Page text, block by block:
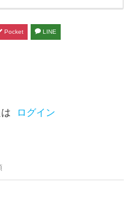
Pocket LINE
ログイン